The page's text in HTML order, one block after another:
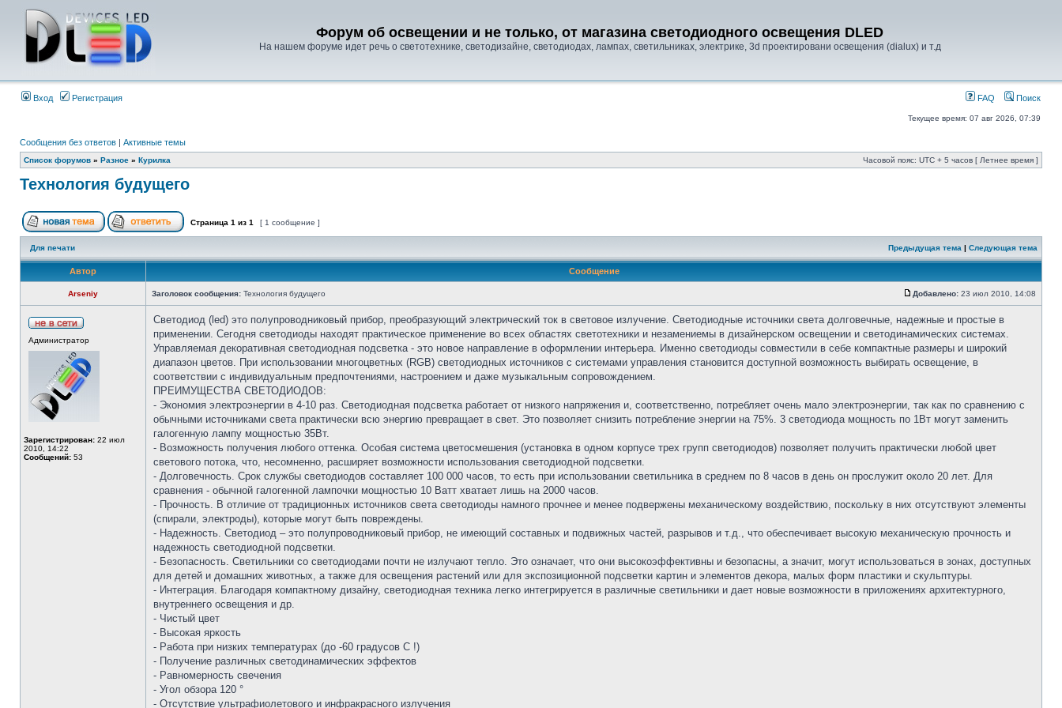
Форум об освещении и не только, от магазина светодиодного освещения DLED
На нашем форуме идет речь о светотехнике, светодизайне, светодиодах, лампах, светильниках, электрике, 3d проектировани освещения (dialux) и т.д
Вход Регистрация FAQ Поиск
Текущее время: 07 авг 2026, 07:39
Сообщения без ответов | Активные темы
Список форумов » Разное » Курилка Часовой пояс: UTC + 5 часов [ Летнее время ]
Технология будущего
Страница 1 из 1 [ 1 сообщение ]
Для печати Предыдущая тема | Следующая тема
Автор Сообщение
Arseniy Заголовок сообщения: Технология будущего Добавлено: 23 июл 2010, 14:08
Администратор
Зарегистрирован: 22 июл
2010, 14:22
Сообщений: 53
Светодиод (led) это полупроводниковый прибор, преобразующий электрический ток в световое излучение. Светодиодные источники света долговечные, надежные и простые в
применении. Сегодня светодиоды находят практическое применение во всех областях светотехники и незамениемы в дизайнерском освещении и светодинамических системах.
Управляемая декоративная светодиодная подсветка - это новое направление в оформлении интерьера. Именно светодиоды совместили в себе компактные размеры и широкий
диапазон цветов. При использовании многоцветных (RGB) светодиодных источников с системами управления становится доступной возможность выбирать освещение, в
соответствии с индивидуальным предпочтениями, настроением и даже музыкальным сопровождением.
ПРЕИМУЩЕСТВА СВЕТОДИОДОВ:
- Экономия электроэнергии в 4-10 раз. Светодиодная подсветка работает от низкого напряжения и, соответственно, потребляет очень мало электроэнергии, так как по сравнению с
обычными источниками света практически всю энергию превращает в свет. Это позволяет снизить потребление энергии на 75%. 3 светодиода мощность по 1Вт могут заменить
галогенную лампу мощностью 35Вт.
- Возможность получения любого оттенка. Особая система цветосмешения (установка в одном корпусе трех групп светодиодов) позволяет получить практически любой цвет
светового потока, что, несомненно, расширяет возможности использования светодиодной подсветки.
- Долговечность. Срок службы светодиодов составляет 100 000 часов, то есть при использовании светильника в среднем по 8 часов в день он прослужит около 20 лет. Для
сравнения - обычной галогенной лампочки мощностью 10 Ватт хватает лишь на 2000 часов.
- Прочность. В отличие от традиционных источников света светодиоды намного прочнее и менее подвержены механическому воздействию, поскольку в них отсутствуют элементы
(спирали, электроды), которые могут быть повреждены.
- Надежность. Светодиод – это полупроводниковый прибор, не имеющий составных и подвижных частей, разрывов и т.д., что обеспечивает высокую механическую прочность и
надежность светодиодной подсветки.
- Безопасность. Светильники со светодиодами почти не излучают тепло. Это означает, что они высокоэффективны и безопасны, а значит, могут использоваться в зонах, доступных
для детей и домашних животных, а также для освещения растений или для экспозиционной подсветки картин и элементов декора, малых форм пластики и скульптуры.
- Интеграция. Благодаря компактному дизайну, светодиодная техника легко интегрируется в различные светильники и дает новые возможности в приложениях архитектурного,
внутреннего освещения и др.
- Чистый цвет
- Высокая яркость
- Работа при низких температурах (до -60 градусов С !)
- Получение различных светодинамических эффектов
- Равномерность свечения
- Угол обзора 120 °
- Отсутствие ультрафиолетового и инфракрасного излучения